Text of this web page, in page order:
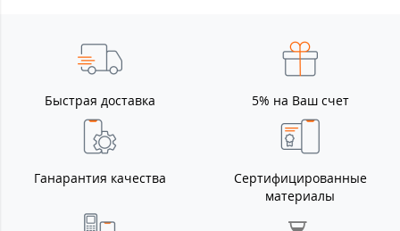
Быстрая доставка 5% на Ваш счет
Ганарантия качества
Сертифицированные
материалы